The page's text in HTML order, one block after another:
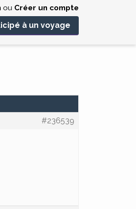
ou Créer un compte
à un voyage
#236539